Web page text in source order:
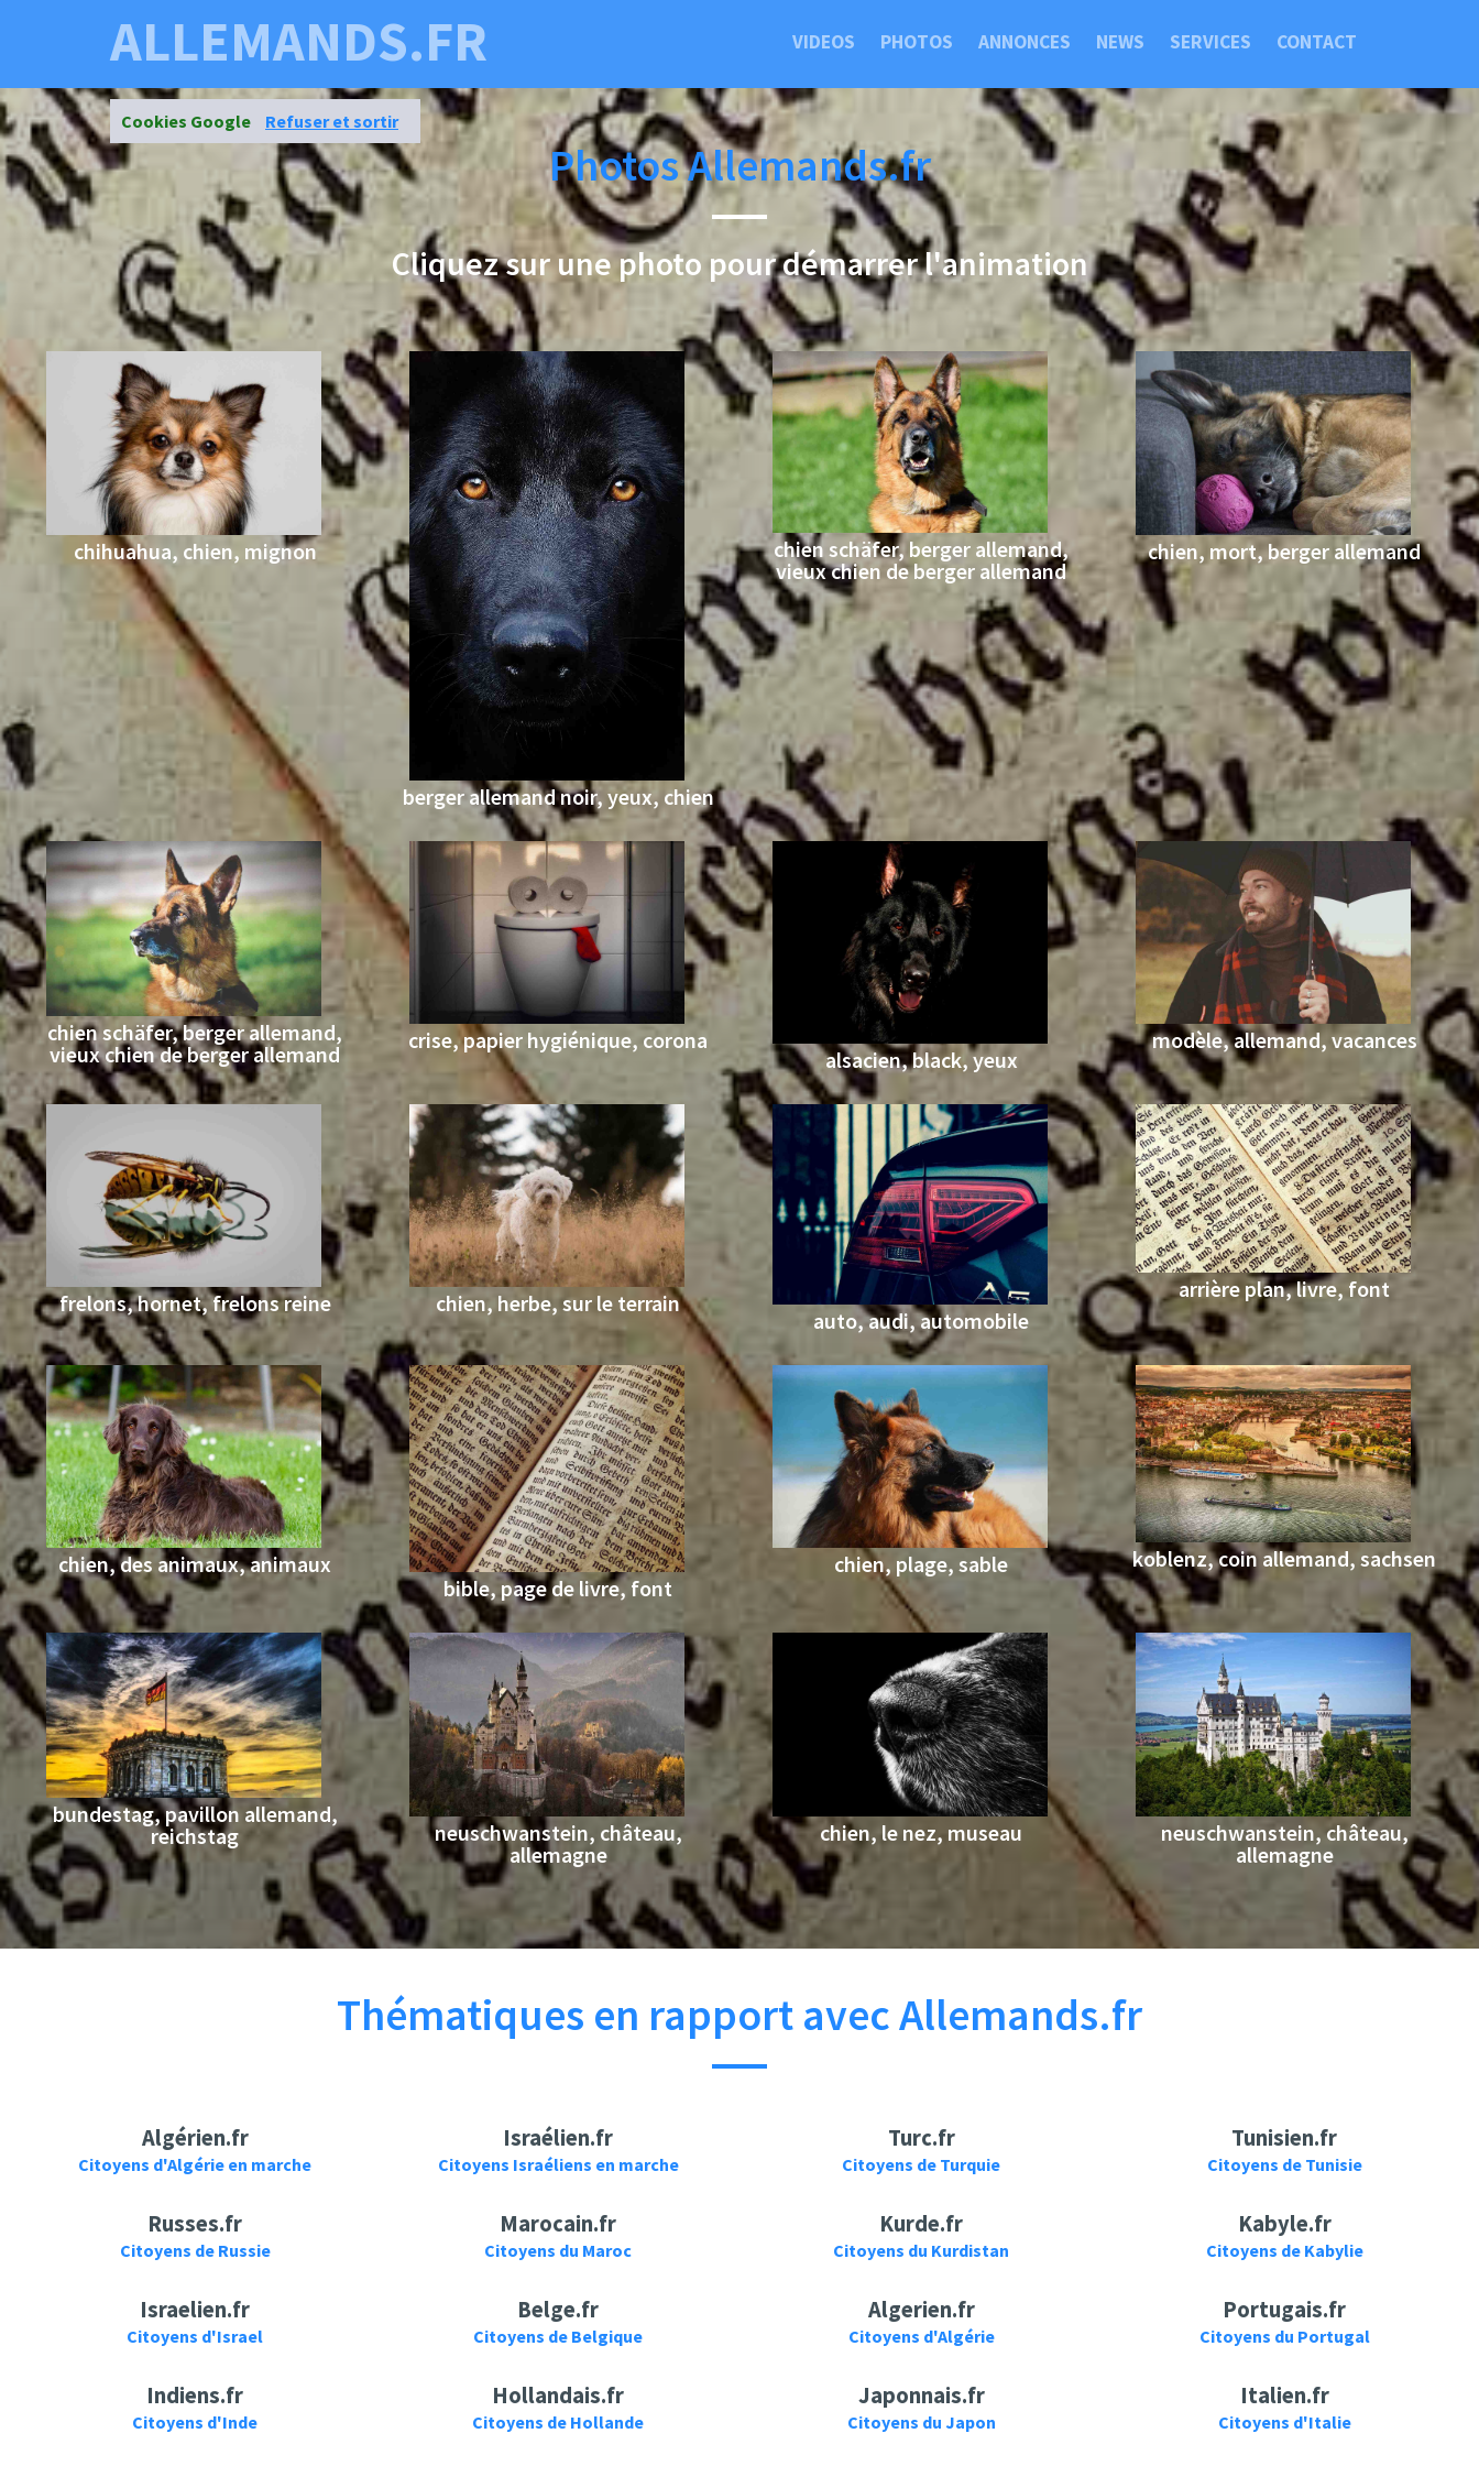
Cookies Google Refuser et sortir
ALLEMANDS.FR VIDEOS PHOTOS ANNONCES NEWS SERVICES CONTACT
Photos Allemands.fr
Cliquez sur une photo pour démarrer l'animation
chihuahua, chien, mignon
berger allemand noir, yeux, chien
chien schäfer, berger allemand,
vieux chien de berger allemand
chien, mort, berger allemand
chien schäfer, berger allemand,
vieux chien de berger allemand
crise, papier hygiénique, corona
alsacien, black, yeux
modèle, allemand, vacances
frelons, hornet, frelons reine chien, herbe, sur le terrain
auto, audi, automobile
arrière plan, livre, font
chien, des animaux, animaux
bible, page de livre, font
chien, plage, sable koblenz, coin allemand, sachsen
bundestag, pavillon allemand,
reichstag
neuschwanstein, château,
allemagne
chien, le nez, museau
neuschwanstein, château,
allemagne
Thématiques en rapport avec Allemands.fr
Algérien.fr
Citoyens d'Algérie en marche
Israélien.fr
Citoyens Israéliens en marche
Turc.fr
Citoyens de Turquie
Tunisien.fr
Citoyens de Tunisie
Russes.fr
Citoyens de Russie
Marocain.fr
Citoyens du Maroc
Kurde.fr
Citoyens du Kurdistan
Kabyle.fr
Citoyens de Kabylie
Israelien.fr
Citoyens d'Israel
Belge.fr
Citoyens de Belgique
Algerien.fr
Citoyens d'Algérie
Portugais.fr
Citoyens du Portugal
Indiens.fr
Citoyens d'Inde
Hollandais.fr
Citoyens de Hollande
Japonnais.fr
Citoyens du Japon
Italien.fr
Citoyens d'Italie